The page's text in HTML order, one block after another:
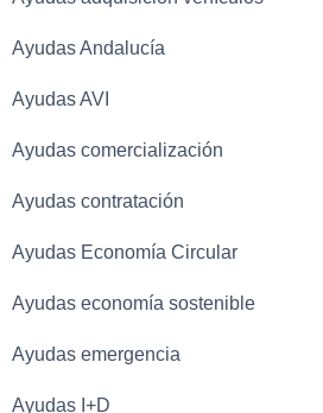
Ayudas Andalucía
Ayudas AVI
Ayudas comercialización
Ayudas contratación
Ayudas Economía Circular
Ayudas economía sostenible
Ayudas emergencia
Ayudas I+D